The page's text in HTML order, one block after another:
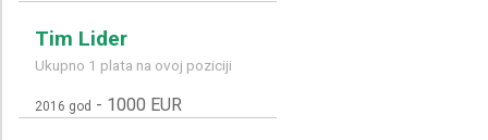
Tim Lider
Ukupno 1 plata na ovoj poziciji
2016 god - 1000 EUR